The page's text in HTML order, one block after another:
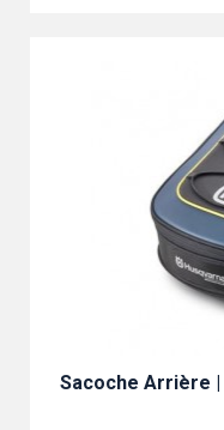
Sacoche Arrière |